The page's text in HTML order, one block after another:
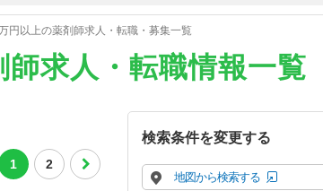
円以上の薬剤師求人・転職・募集一覧
求人・転職情報一覧
1 2
検索条件を変更する
地図から検索する